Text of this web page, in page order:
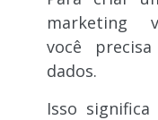
marketing
você
dados.
Isso